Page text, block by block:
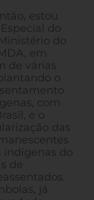
estou
do
do
em
de várias
o
com
e o
das
indígenas do
de
já